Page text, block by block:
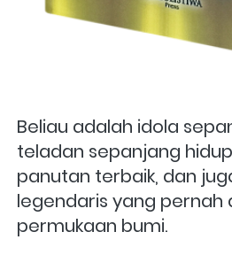
Beliau adalah idola
teladan sepanjang
panutan terbaik, dan
legendaris yang pernah
permukaan bumi.